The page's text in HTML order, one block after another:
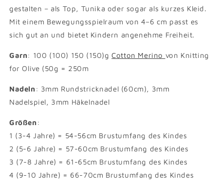
gestalten – als Top, Tunika oder sogar als kurzes Kleid.
Mit einem Bewegungsspielraum von 4–6 cm passt es
sich gut an und bietet Kindern angenehme Freiheit.
Garn: 100 (100) 150 (150)gCotton Merino von Knitting
for Olive (50g = 250m
Nadeln: 3mm Rundstricknadel (60cm), 3mm
Nadelspiel, 3mm Häkelnadel
Größen:
1 (3-4 Jahre) = 54-56cm Brustumfang des Kindes
2 (5-6 Jahre) = 57-60cm Brustumfang des Kindes
3 (7-8 Jahre) = 61-65cm Brustumfang des Kindes
4 (9-10 Jahre) = 66-70cm Brustumfang des Kindes